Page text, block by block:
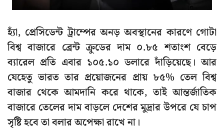
হ্যাঁ, প্রেসিডেন্ট ট্রাম্পের অনড় অবস্থানের কারণে গোটা
বিশ্ব বাজারে ব্রেন্ট ক্রুডের দাম ০.৮৫ শতাংশ বেড়ে
ব্যারেল প্রতি এবার ১০৫.১০ ডলারে দাঁড়িয়েছে। আর
যেহেতু ভারত তার প্রয়োজনের প্রায় ৮৫% তেল বিশ্ব
বাজার থেকে আমদানি করে থাকে, তাই আন্তর্জাতিক
বাজারে তেলের দাম বাড়লে দেশের মুদ্রার উপরে যে চাপ
সৃষ্টি হবে তা বলার অপেক্ষা রাখে না।